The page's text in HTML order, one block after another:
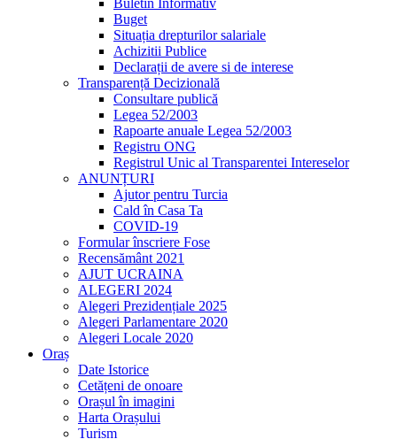
Buletin Informativ
Buget
Situația drepturilor salariale
Achizitii Publice
Declarații de avere si de interese
Transparență Decizională
Consultare publică
Legea 52/2003
Rapoarte anuale Legea 52/2003
Registru ONG
Registrul Unic al Transparentei Intereselor
ANUNȚURI
Ajutor pentru Turcia
Cald în Casa Ta
COVID-19
Formular înscriere Fose
Recensământ 2021
AJUT UCRAINA
ALEGERI 2024
Alegeri Prezidențiale 2025
Alegeri Parlamentare 2020
Alegeri Locale 2020
Oraș
Date Istorice
Cetățeni de onoare
Orașul în imagini
Harta Orașului
Turism